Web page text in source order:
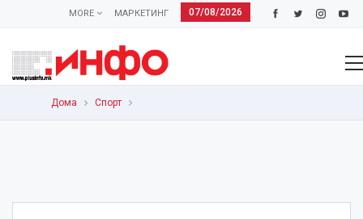
07/08/2026
МАРКЕТИНГ
MORE
Дома Спорт